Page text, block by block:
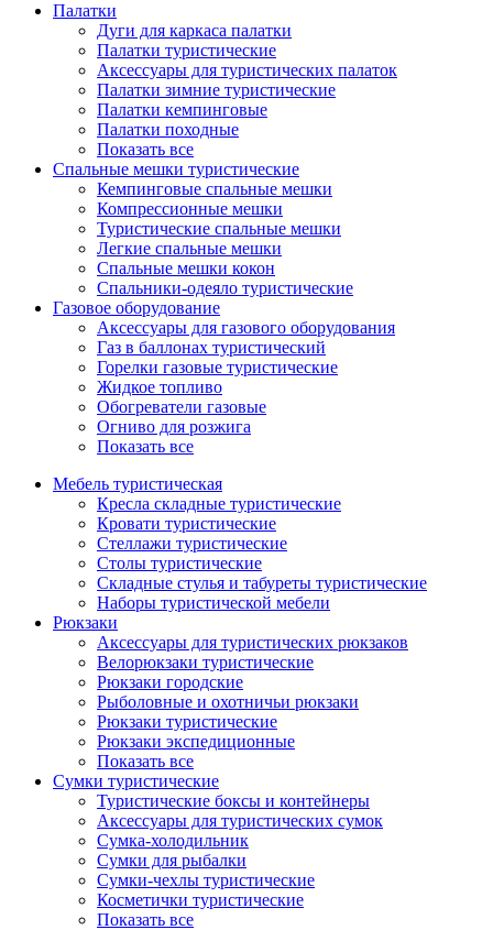
Палатки
Дуги для каркаса палатки
Палатки туристические
Аксессуары для туристических палаток
Палатки зимние туристические
Палатки кемпинговые
Палатки походные
Показать все
Спальные мешки туристические
Кемпинговые спальные мешки
Компрессионные мешки
Туристические спальные мешки
Легкие спальные мешки
Спальные мешки кокон
Спальники-одеяло туристические
Газовое оборудование
Аксессуары для газового оборудования
Газ в баллонах туристический
Горелки газовые туристические
Жидкое топливо
Обогреватели газовые
Огниво для розжига
Показать все
Мебель туристическая
Кресла складные туристические
Кровати туристические
Стеллажи туристические
Столы туристические
Складные стулья и табуреты туристические
Наборы туристической мебели
Рюкзаки
Аксессуары для туристических рюкзаков
Велорюкзаки туристические
Рюкзаки городские
Рыболовные и охотничьи рюкзаки
Рюкзаки туристические
Рюкзаки экспедиционные
Показать все
Сумки туристические
Туристические боксы и контейнеры
Аксессуары для туристических сумок
Сумка-холодильник
Сумки для рыбалки
Сумки-чехлы туристические
Косметички туристические
Показать все